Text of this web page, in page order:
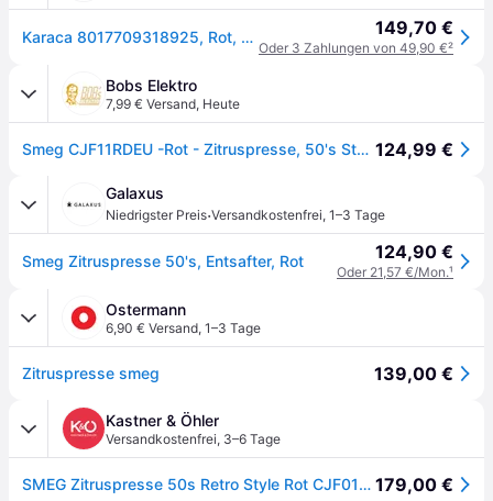
Karaca 8017709318925, Rot, Aluminium, 2 Jahr(e), 1 Stück(e) 149,70 €
Oder 3 Zahlungen von 49,90 €²
Bobs Elektro
7,99 € Versand, Heute
Smeg CJF11RDEU -Rot - Zitruspresse, 50's Style 124,99 €
Galaxus
Niedrigster Preis·Versandkostenfrei, 1–3 Tage
Smeg Zitruspresse 50's, Entsafter, Rot 124,90 €
Oder 21,57 €/Mon.¹
Ostermann
6,90 € Versand, 1–3 Tage
Zitruspresse smeg 139,00 €
Kastner & Öhler
Versandkostenfrei, 3–6 Tage
SMEG Zitruspresse 50s Retro Style Rot CJF01RDEU rot 179,00 €